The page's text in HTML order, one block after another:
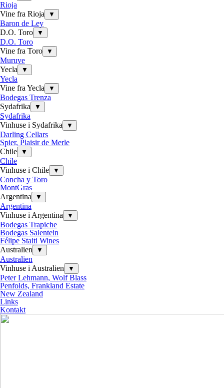
Rioja
Vine fra Rioja
▼
Baron de Ley
D.O. Toro
▼
D.O. Toro
Vine fra Toro
▼
Muruve
Yecla
▼
Yecla
Vine fra Yecla
▼
Bodegas Trenza
Sydafrika
▼
Sydafrika
Vinhuse i Sydafrika
▼
Darling Cellars
Spier, Plaisir de Merle
Chile
▼
Chile
Vinhuse i Chile
▼
Concha y Toro
MontGras
Argentina
▼
Argentina
Vinhuse i Argentina
▼
Bodegas Trapiche
Bodegas Salentein
Félipe Staiti Wines
Australien
▼
Australien
Vinhuse i Australien
▼
Peter Lehmann, Wolf Blass
Penfolds, Frankland Estate
New Zealand
Links
Kontakt